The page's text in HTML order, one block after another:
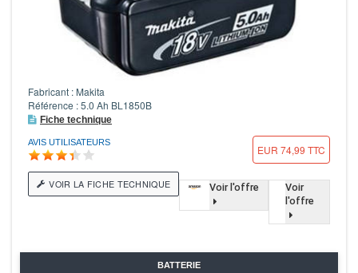
Fabricant : Makita
Référence : 5.0 Ah BL1850B
Fiche technique
AVIS UTILISATEURS
EUR 74,99 TTC
VOIR LA FICHE TECHNIQUE Voir l'offre
Voir
l'offre
BATTERIE